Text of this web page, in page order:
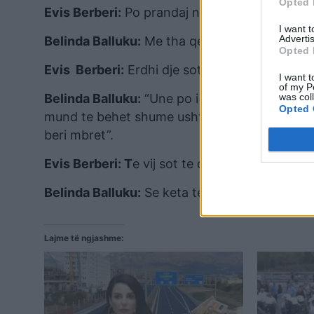
I want
Opted
I want
of my
was
Opted
Evis Berberi: Po prandaj ndihej ndryshimi sot.
Belinda Balluku: Me tha qe vinci per traret e
Evis Berberi: Erdhi dje sot shkonte te ura. Se
Belinda Balluku: “Une po i bej nderin e jetes
mund te behet shume ushtar. Eshte shume i
beri mbret”.
Evis Berberi: Te vij sot te diskutojme pak
Belinda Balluku: Se keta te tjeret jane te
Lajme të ngjashme: